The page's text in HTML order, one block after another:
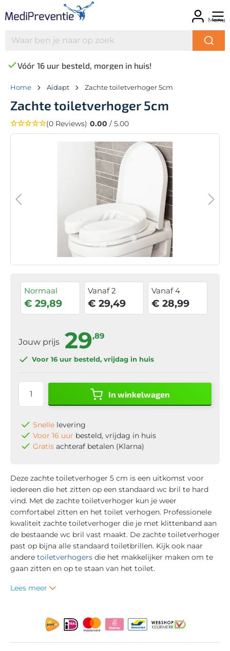
Menu
Vóór 16 uur besteld, morgen in huis!
Home Aidapt Zachte toiletverhoger 5cm
Zachte toiletverhoger 5cm
(0 Reviews) 0.00 / 5.00
Normaal
€ 29,89
Vanaf 2
€ 29,49
Vanaf 4
€ 28,99
Jouw prijs 29,89
Voor 16 uur besteld, vrijdag in huis
In winkelwagen
Snelle levering
Voor 16 uur besteld, vrijdag in huis
Gratis achteraf betalen (Klarna)
Deze zachte toiletverhoger 5 cm is een uitkomst voor
iedereen die het zitten op een standaard wc bril te hard
vind. Met de zachte toiletverhoger kun je weer
comfortabel zitten en het toilet verhogen. Professionele
kwaliteit zachte toiletverhoger die je met klittenband aan
de bestaande wc bril vast maakt. De zachte toiletverhoger
past op bijna alle standaard toiletbrillen. Kijk ook naar
andere toiletverhogers die het makkelijker maken om te
gaan zitten en op te staan van het toilet.
Lees meer